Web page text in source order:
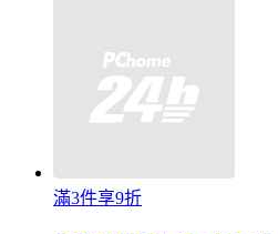
滿3件享9折